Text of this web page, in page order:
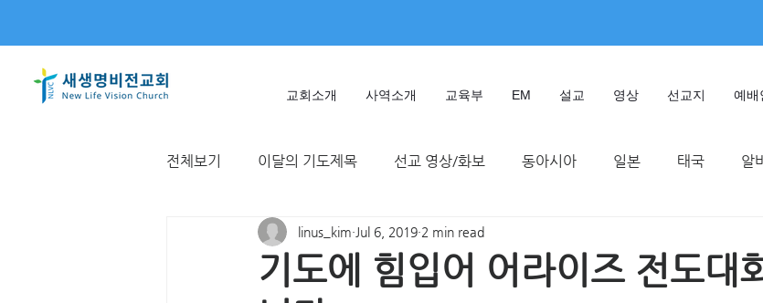
교회소개 사역소개 교육부 EM 설교 영상 선교지 예배
전체보기 이달의 기도제목 선교 영상/화보 동아시아 일본 태국 알
불가리아 | 터키 독일 대만
기도에 힘입어 어라이즈 전도대
linus_kim Jul 6, 2019 2 min read